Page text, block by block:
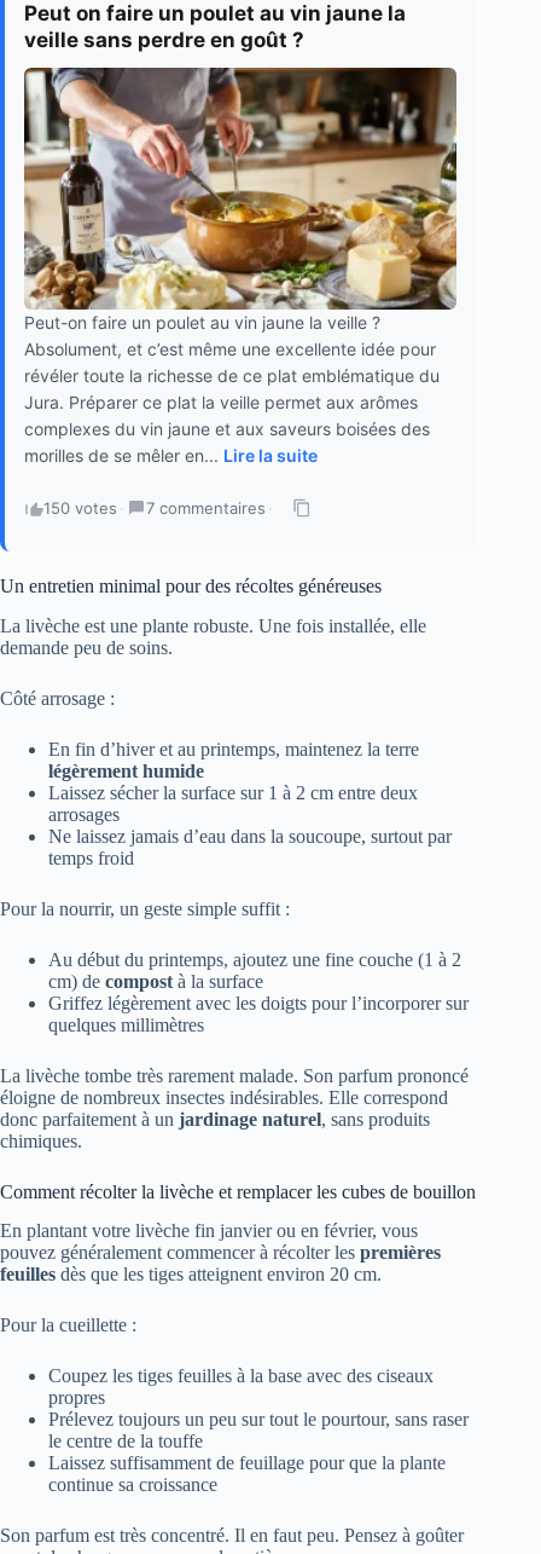
Peut on faire un poulet au vin jaune la
veille sans perdre en goût ?
Peut-on faire un poulet au vin jaune la veille ?
Absolument, et c’est même une excellente idée pour
révéler toute la richesse de ce plat emblématique du
Jura. Préparer ce plat la veille permet aux arômes
complexes du vin jaune et aux saveurs boisées des
morilles de se mêler en... Lire la suite
150 votes · 7 commentaires ·
Un entretien minimal pour des récoltes généreuses
La livèche est une plante robuste. Une fois installée, elle
demande peu de soins.
Côté arrosage :
En fin d’hiver et au printemps, maintenez la terre
légèrement humide
Laissez sécher la surface sur 1 à 2 cm entre deux
arrosages
Ne laissez jamais d’eau dans la soucoupe, surtout par
temps froid
Pour la nourrir, un geste simple suffit :
Au début du printemps, ajoutez une fine couche (1 à 2
cm) de compost à la surface
Griffez légèrement avec les doigts pour l’incorporer sur
quelques millimètres
La livèche tombe très rarement malade. Son parfum prononcé
éloigne de nombreux insectes indésirables. Elle correspond
donc parfaitement à un jardinage naturel, sans produits
chimiques.
Comment récolter la livèche et remplacer les cubes de bouillon
En plantant votre livèche fin janvier ou en février, vous
pouvez généralement commencer à récolter les premières
feuilles dès que les tiges atteignent environ 20 cm.
Pour la cueillette :
Coupez les tiges feuilles à la base avec des ciseaux
propres
Prélevez toujours un peu sur tout le pourtour, sans raser
le centre de la touffe
Laissez suffisamment de feuillage pour que la plante
continue sa croissance
Son parfum est très concentré. Il en faut peu. Pensez à goûter